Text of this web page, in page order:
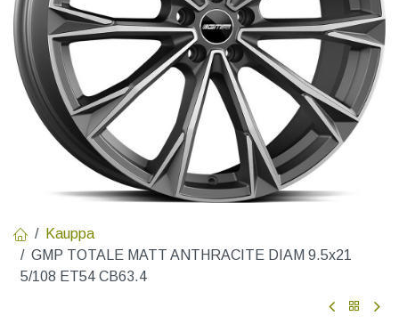
Kauppa
GMP TOTALE MATT ANTHRACITE DIAM 9.5x21
5/108 ET54 CB63.4